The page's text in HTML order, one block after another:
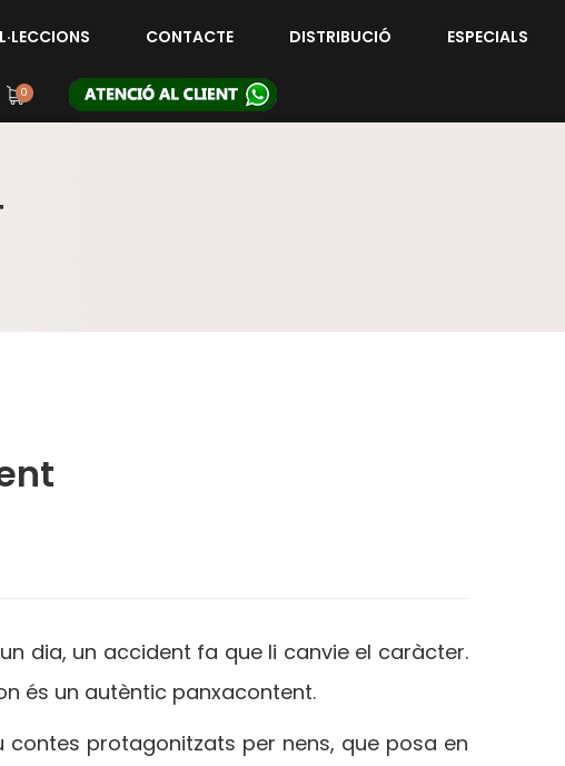
CONTACTE DISTRIBUCIÓ ESPECIALS
0
dia, un accident fa que li canvie el caràcter.
és un autèntic panxacontent.
contes protagonitzats per nens, que posa en